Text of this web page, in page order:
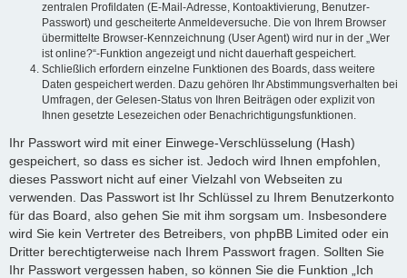
zentralen Profildaten (E-Mail-Adresse, Kontoaktivierung, Benutzer-
Passwort) und gescheiterte Anmeldeversuche. Die von Ihrem Browser
übermittelte Browser-Kennzeichnung (User Agent) wird nur in der „Wer
ist online?“-Funktion angezeigt und nicht dauerhaft gespeichert.
Schließlich erfordern einzelne Funktionen des Boards, dass weitere
Daten gespeichert werden. Dazu gehören Ihr Abstimmungsverhalten bei
Umfragen, der Gelesen-Status von Ihren Beiträgen oder explizit von
Ihnen gesetzte Lesezeichen oder Benachrichtigungsfunktionen.
Ihr Passwort wird mit einer Einwege-Verschlüsselung (Hash)
gespeichert, so dass es sicher ist. Jedoch wird Ihnen empfohlen,
dieses Passwort nicht auf einer Vielzahl von Webseiten zu
verwenden. Das Passwort ist Ihr Schlüssel zu Ihrem Benutzerkonto
für das Board, also gehen Sie mit ihm sorgsam um. Insbesondere
wird Sie kein Vertreter des Betreibers, von phpBB Limited oder ein
Dritter berechtigterweise nach Ihrem Passwort fragen. Sollten Sie
Ihr Passwort vergessen haben, so können Sie die Funktion „Ich